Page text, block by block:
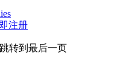
注册
转到最后一页